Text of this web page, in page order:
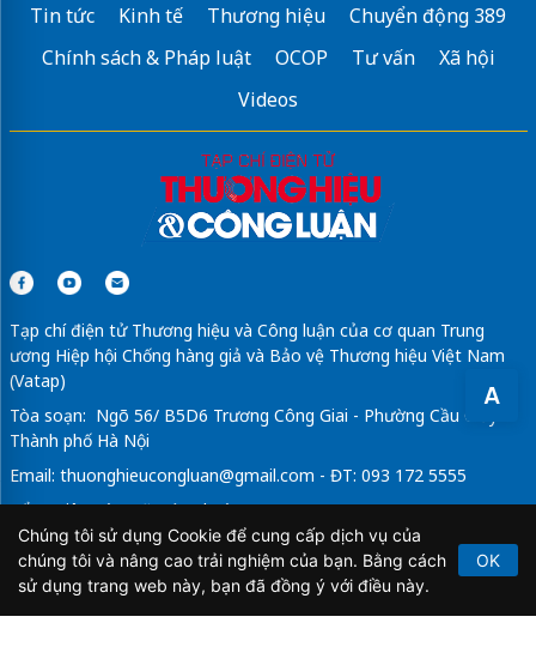
A
Thiết bị khách sạn
Tham quandự án Vinhomes Làng VânĐà Nẵng
Sửa máy rửa bát bosch
Tin tức Kinh tế Thương hiệu
Chuyển động 389
Chính sách & Pháp luật
OCOP Tư vấn
Xã hội
Videos
Tạp chí điện tử Thương hiệu và Công luận của cơ quan Trung
ương Hiệp hội Chống hàng giả và Bảo vệ Thương hiệu Việt Nam
(Vatap)
Tòa soạn: Ngõ 56/ B5D6 Trương Công Giai - Phường Cầu Giấy -
Thành phố Hà Nội
Email: thuonghieucongluan@gmail.com - ĐT: 093 172 5555
Tổng Biên Tập: Vũ Đức Thuận
Giấy phép hoạt động báo chí điện tử số 64/GP-BTTTT do Bộ
Thông tin và Truyền thông cấp ngày 21/2/2020.
Chúng tôi sử dụng Cookie để cung cấp dịch vụ của
chúng tôi và nâng cao trải nghiệm của bạn. Bằng cách
sử dụng trang web này, bạn đã đồng ý với điều này.
OK